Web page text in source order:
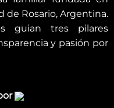
de Rosario, Argentina.
guian tres pilares
y pasión por